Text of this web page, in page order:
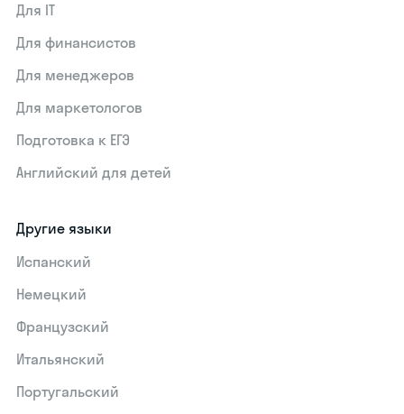
Для IT
Для финансистов
Для менеджеров
Для маркетологов
Подготовка к ЕГЭ
Английский для детей
Другие языки
Испанский
Немецкий
Французский
Итальянский
Португальский